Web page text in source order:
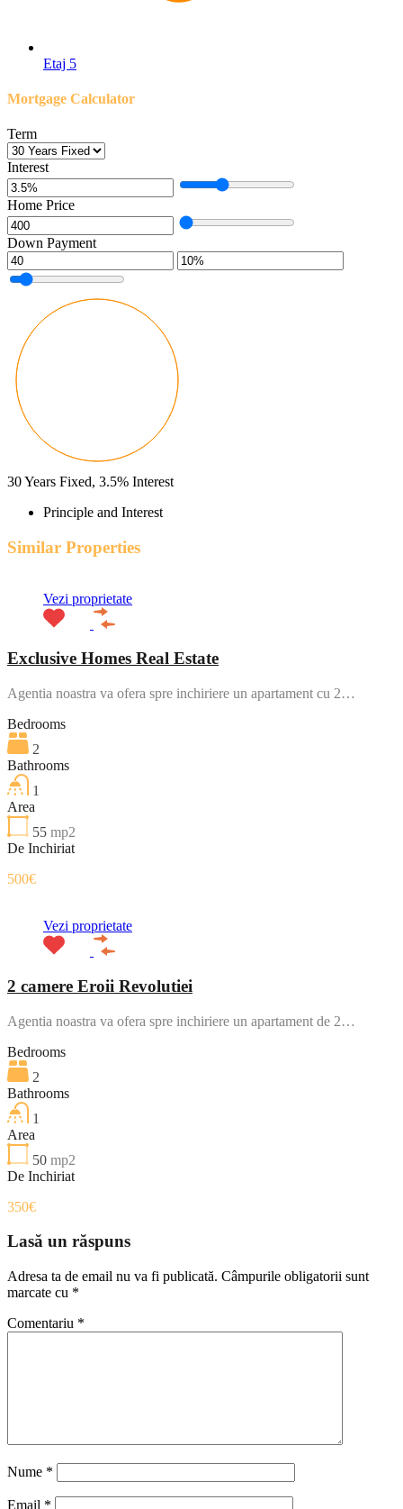
Etaj 5
Mortgage Calculator
Term
Interest
Home Price
Down Payment
30Years Fixed, 3.5% Interest
Principle and Interest
Similar Properties
Vezi proprietate
Exclusive Homes Real Estate
Agentia noastra va ofera spre inchiriere un apartament cu 2…
Bedrooms
2
Bathrooms
1
Area
55 mp2
De Inchiriat
500€
Vezi proprietate
2 camere Eroii Revolutiei
Agentia noastra va ofera spre inchiriere un apartament de 2…
Bedrooms
2
Bathrooms
1
Area
50 mp2
De Inchiriat
350€
Lasă un răspuns
Adresa ta de email nu va fi publicată. Câmpurile obligatorii sunt
marcate cu *
Comentariu *
Nume *
Email *